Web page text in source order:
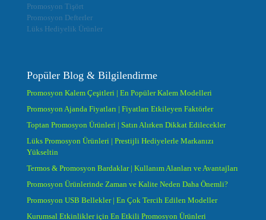
Promosyon Tişört
Promosyon Defterler
Lüks Hediyelik Ürünler
Popüler Blog & Bilgilendirme
Promosyon Kalem Çeşitleri | En Popüler Kalem Modelleri
Promosyon Ajanda Fiyatları | Fiyatları Etkileyen Faktörler
Toptan Promosyon Ürünleri | Satın Alırken Dikkat Edilecekler
Lüks Promosyon Ürünleri | Prestijli Hediyelerle Markanızı
Yükseltin
Termos & Promosyon Bardaklar | Kullanım Alanları ve Avantajları
Promosyon Ürünlerinde Zaman ve Kalite Neden Daha Önemli?
Promosyon USB Bellekler | En Çok Tercih Edilen Modeller
Kurumsal Etkinlikler için En Etkili Promosyon Ürünleri